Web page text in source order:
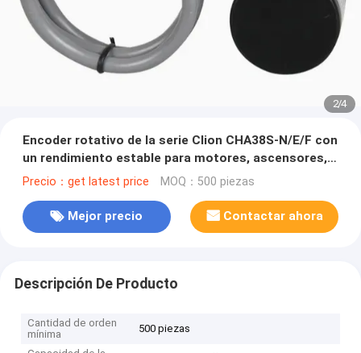
2/4
Encoder rotativo de la serie Clion CHA38S-N/E/F con
un rendimiento estable para motores, ascensores,
máquinas herramientas CNC
Precio：get latest price MOQ：500 piezas
Mejor precio Contactar ahora
Descripción De Producto
Cantidad de orden
mínima
500 piezas